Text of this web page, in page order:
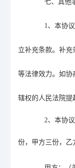
七、其他
1、本协
立补充条款。补充
等法律效力。如协
辖权的人民法院提
2、本协
份，甲方三份，乙